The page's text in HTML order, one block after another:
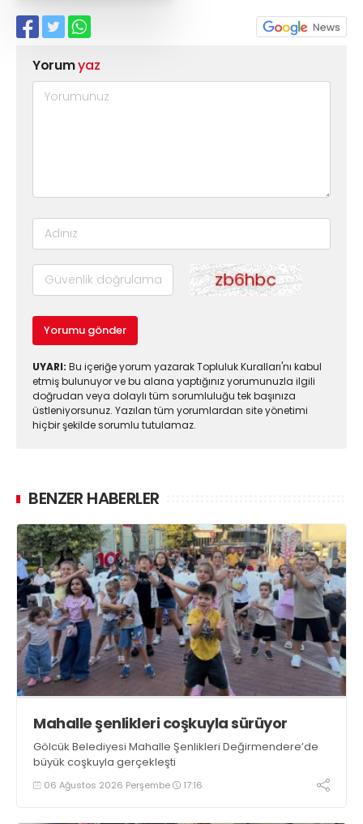
Yorumyaz
Yorumu gönder
UYARI: Bu içeriğe yorum yazarak Topluluk Kuralları'nı kabul
etmiş bulunuyor ve bu alana yaptığınız yorumunuzla ilgili
doğrudan veya dolaylı tüm sorumluluğu tek başınıza
üstleniyorsunuz. Yazılan tüm yorumlardan site yönetimi
hiçbir şekilde sorumlu tutulamaz.
BENZER HABERLER
Mahalle şenlikleri coşkuyla sürüyor
Gölcük Belediyesi Mahalle Şenlikleri Değirmendere’de
büyük coşkuyla gerçekleşti
06 Ağustos 2026 Perşembe 17:16